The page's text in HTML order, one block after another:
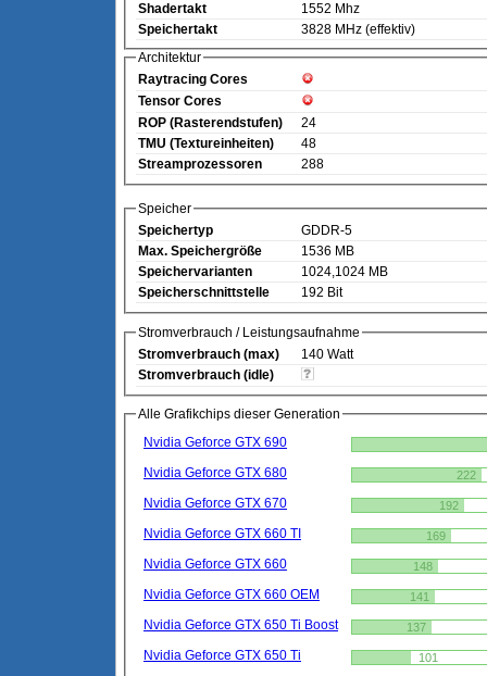
Shadertakt
1552 Mhz
Speichertakt
3828 MHz (effektiv)
Architektur
Raytracing Cores
Tensor Cores
ROP (Rasterendstufen)
24
TMU (Textureinheiten)
48
Streamprozessoren
288
Speicher
Speichertyp
GDDR-5
Max. Speichergröße
1536 MB
Speichervarianten
1024,1024 MB
Speicherschnittstelle
192 Bit
Stromverbrauch / Leistungsaufnahme
Stromverbrauch (max)
140 Watt
Stromverbrauch (idle)
Alle Grafikchips dieser Generation
Nvidia Geforce GTX 690
Nvidia Geforce GTX 680
222
Nvidia Geforce GTX 670 192
Nvidia Geforce GTX 660 TI 169
Nvidia Geforce GTX 660 148
Nvidia Geforce GTX 660 OEM 141
Nvidia Geforce GTX 650 Ti Boost 137
Nvidia Geforce GTX 650 Ti 101